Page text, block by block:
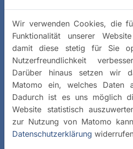
Wir verwenden Cookies, die
Funktionalität unserer
damit diese stetig für Sie
Nutzerfreundlichkeit
Darüber hinaus setzen wir
Matomo ein, welches Daten
Dadurch ist es uns möglich
Website statistisch
zur Nutzung von Matomo
Datenschutzerklärung